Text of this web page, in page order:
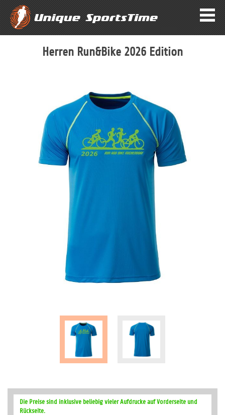
Herren Run&Bike 2026 Edition
AnfangDie Preise sind inklusive beliebig vieler Aufdrucke auf Vorderseite und
Rückseite.